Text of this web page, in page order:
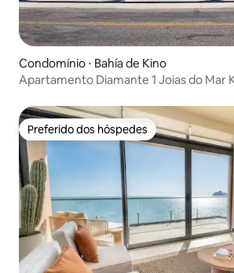
Condomínio ⋅ Bahía de Kino
Apartamento Diamante 1 Joias do Mar
Preferido dos hóspedes
Preferido dos hóspedes